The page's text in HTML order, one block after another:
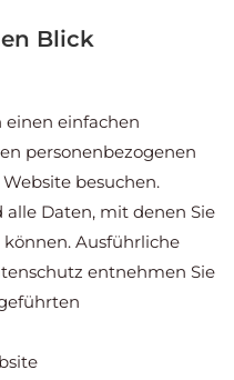
Blick
einen einfachen
personenbezogenen
besuchen.
alle Daten, mit denen Sie
Ausführliche
entnehmen Sie